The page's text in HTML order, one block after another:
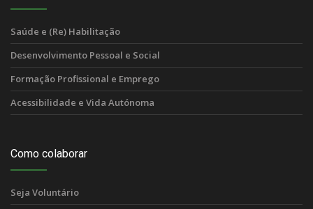
Saúde e (Re) Habilitação
Desenvolvimento Pessoal e Social
Formação Profissional e Emprego
Acessibilidade e Vida Autónoma
Como colaborar
Seja Voluntário